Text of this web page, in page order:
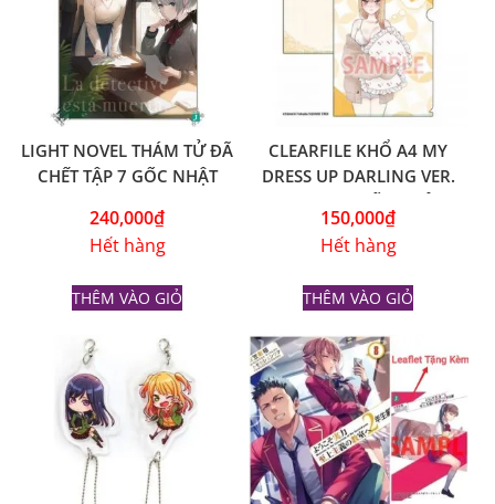
LIGHT NOVEL THÁM TỬ ĐÃ
CHẾT TẬP 7 GỐC NHẬT
240,000₫
Hết hàng
THÊM VÀO GIỎ
CLEARFILE KHỔ A4 MY
DRESS UP DARLING VER.
YELLOW – GỐC NHẬT
150,000₫
Hết hàng
THÊM VÀO GIỎ